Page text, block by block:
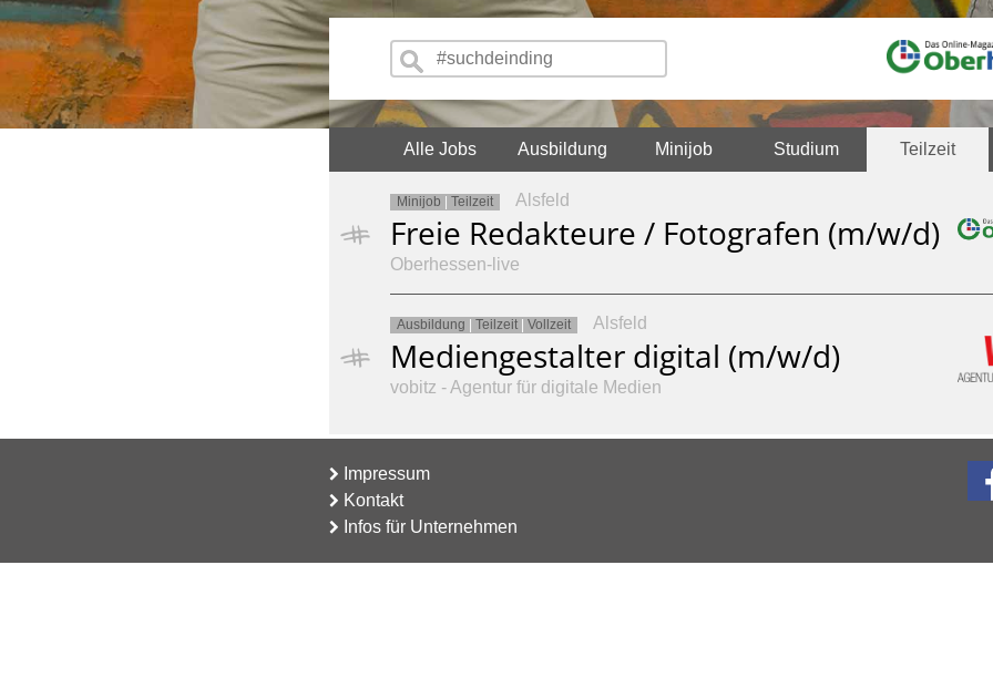
Alle Jobs Ausbildung Minijob Studium Teilzeit
Minijob Teilzeit Alsfeld
Freie Redakteure / Fotografen (m/w/d)
Oberhessen-live
Ausbildung Teilzeit Vollzeit Alsfeld
Mediengestalter digital (m/w/d)
vobitz - Agentur für digitale Medien
Impressum
Kontakt
Infos für Unternehmen